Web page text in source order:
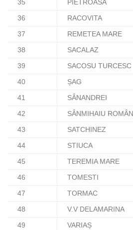
35 PIETROASA
36 RACOVITA
37 REMETEA MARE
38 SACALAZ
39 SACOSU TURCESC
40 ȘAG
41 SÂNANDREI
42 SÂNMIHAIU ROMÂN
43 SATCHINEZ
44 STIUCA
45 TEREMIA MARE
46 TOMESTI
47 TORMAC
48 V.V DELAMARINA
49 VARIAȘ